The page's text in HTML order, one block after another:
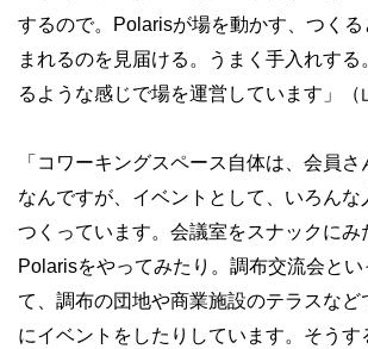
するので。Polarisが場を動かす、つく
まれるのを見届ける。うまく手入れする
るような感じで場を運営しています」（
「コワーキングスペース自体は、会員
なんですが、イベントとして、いろんな
つくっています。会議室をスナックにみ
Polarisをやってみたり。調布交流会と
て、調布の団地や商業施設のテラスなど
にイベントをしたりしています。そうす